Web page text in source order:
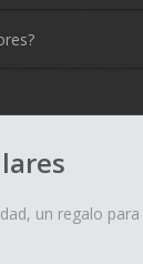
un regalo